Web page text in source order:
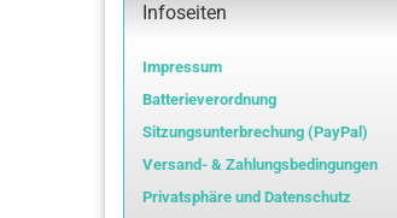
Infoseiten
Impressum
Batterieverordnung
Sitzungsunterbrechung (PayPal)
Versand- & Zahlungsbedingungen
Privatsphäre und Datenschutz